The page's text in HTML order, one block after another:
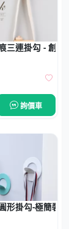
三連掛勾 - 創
詢價車
護貼
形掛勾-極簡裝